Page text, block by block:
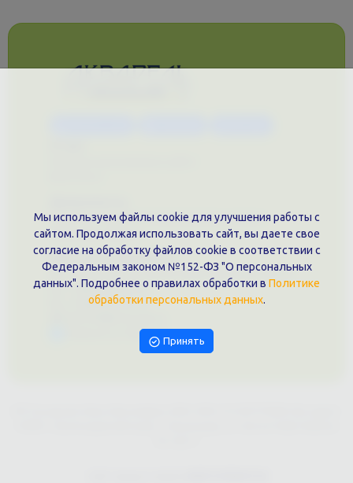
Политика обработки персональных данных
Публичная оферта
Контакты филиала
г. Краснодар, ул. Шоссе Нефтяников, 28, оф. 51
+7 (861)202-09-02
+7 (909)466-00-16
Написать в Telegram
Мы используем файлы cookie для улучшения работы с
сайтом. Продолжая использовать сайт, вы даете свое
согласие на обработку файлов cookie в соответствии с
Федеральным законом №152-ФЗ "О персональных
данных". Подробнее о правилах обработки в Политике
обработки персональных данных.
Принять